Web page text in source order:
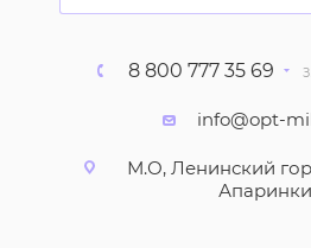
8 800 777 35 69
info@opt-
М.О, Ленинский